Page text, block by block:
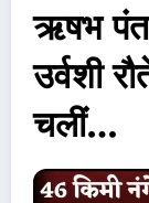
ऋषभ
उर्वशी
चलीं…